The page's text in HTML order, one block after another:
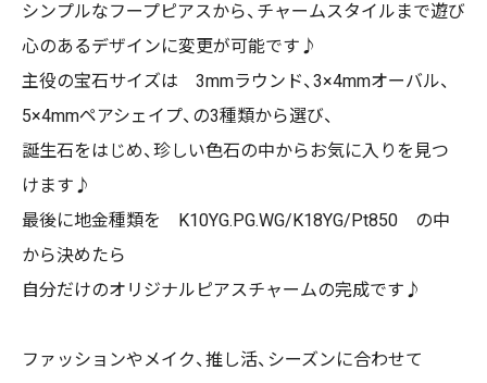
シンプルなフープピアスから、チャームスタイルまで遊び
心のあるデザインに変更が可能です♪
主役の宝石サイズは 3mmラウンド、3×4mmオーバル、
5×4mmペアシェイプ、の3種類から選び、
誕生石をはじめ、珍しい色石の中からお気に入りを見つ
けます♪
最後に地金種類を K10YG.PG.WG/K18YG/Pt850 の中
から決めたら
自分だけのオリジナルピアスチャームの完成です♪
ファッションやメイク、推し活、シーズンに合わせて